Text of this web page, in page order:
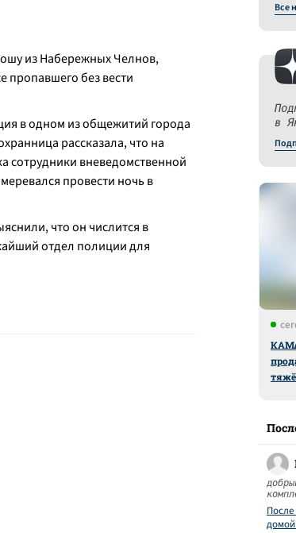
из Набережных Челнов,
пропавшего без вести
в одном из общежитий города
рассказала, что на
сотрудники вневедомственной
провести ночь в
что он числится в
отдел полиции для
Все
в